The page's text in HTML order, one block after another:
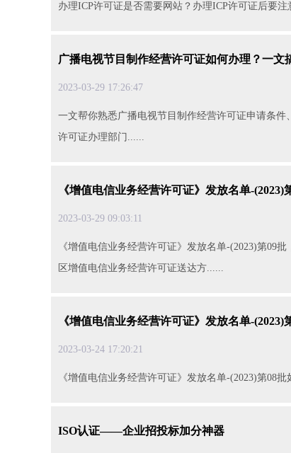
办理ICP许可证是否需要网站？办理ICP许可证后要
广播电视节目制作经营许可证如何办理？一文
2023-03-2917:26:47
一文帮你熟悉广播电视节目制作经营许可证申请条
许可证办理部门......
《增值电信业务经营许可证》发放名单-(2023)
2023-03-2909:03:11
《增值电信业务经营许可证》发放名单-(2023)第09
区增值电信业务经营许可证送达方......
《增值电信业务经营许可证》发放名单-(2023)
2023-03-2417:20:21
《增值电信业务经营许可证》发放名单-(2023)第08
ISO认证——企业招投标加分神器